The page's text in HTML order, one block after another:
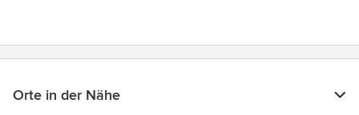
Orte in der Nähe